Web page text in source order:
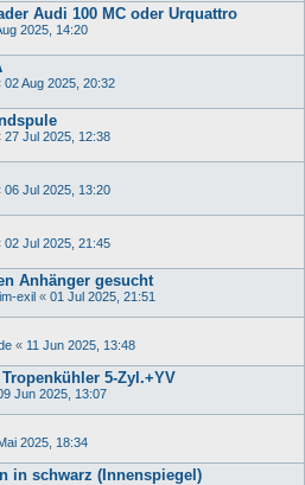
Audi 100 MC oder Urquattro
2025, 14:20
02 Aug 2025, 20:32
27 Jul 2025, 12:38
06 Jul 2025, 13:20
02 Jul 2025, 21:45
Anhänger gesucht
exil « 01 Jul 2025, 21:51
« 11 Jun 2025, 13:48
5-Zyl.+YV
Jun 2025, 13:07
2025, 18:34
in schwarz (Innenspiegel)